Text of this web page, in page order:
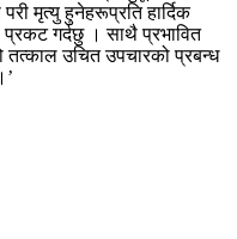
मृत्यु हुनेहरूप्रति हार्दिक
प्रकट गर्दछु । साथै प्रभावित
तत्काल उचित उपचारको प्रबन्ध